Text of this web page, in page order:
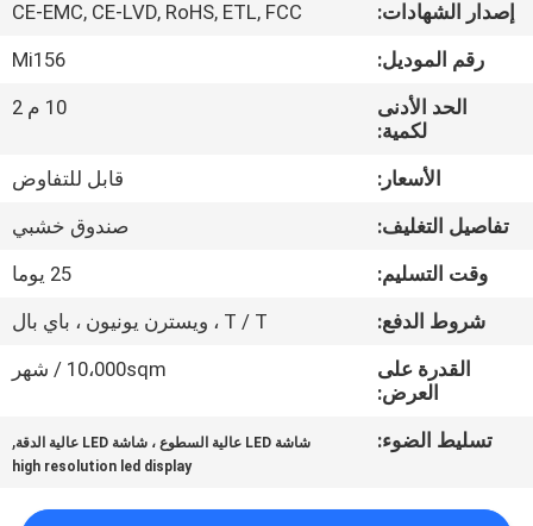
الافتراضي
معلومات
جولة
في
المعمل
مراقبة
إصدار الشهادات:
CE-EMC, CE-LVD, RoHS, ETL, FCC
رقم الموديل:
Mi156
الحد الأدنى
لكمية:
10 م 2
الأسعار:
قابل للتفاوض
تفاصيل التغليف:
صندوق خشبي
وقت التسليم:
25 يوما
شروط الدفع:
T / T ، ويسترن يونيون ، باي بال
القدرة على
العرض:
10،000sqm / شهر
تسليط الضوء: شاشة LED عالية السطوع ، شاشة LED عالية الدقة ,
high resolution led display